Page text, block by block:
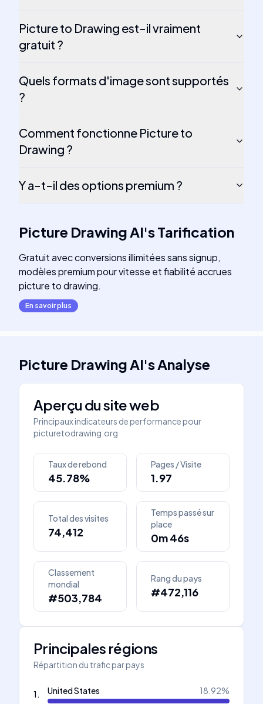
Picture to Drawing est-il vraiment
gratuit ?
Quels formats d'image sont supportés
?
Comment fonctionne Picture to
Drawing ?
Y a-t-il des options premium ?
Picture Drawing AI'sTarification
Gratuit avec conversions illimitées sans signup,
modèles premium pour vitesse et fiabilité accrues
picture to drawing.
En savoir plus
Picture Drawing AI'sAnalyse
Aperçu du site web
Principaux indicateurs de performance pour
picturetodrawing.org
Taux de rebond
45.78%
Pages / Visite
1.97
Total des visites
74,412
Temps passé sur
place
0m 46s
Classement
mondial
#503,784
Rang du pays
#472,116
Principales régions
Répartition du trafic par pays
1. United States 18.92%